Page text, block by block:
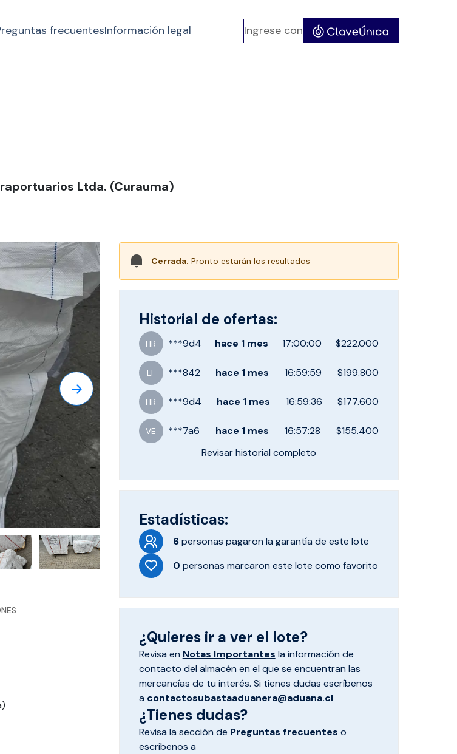
frecuentesInformación legal Ingrese con
Ltda. (Curauma)
Cerrada. Pronto estarán los resultados
Historial de ofertas:
HR ***9d4 hace 1 mes 17:00:00 $222.000
LF ***842 hace 1 mes 16:59:59 $199.800
HR ***9d4 hace 1 mes 16:59:36 $177.600
VE ***7a6 hace 1 mes 16:57:28
$155.400
Revisar historial completo
Estadísticas:
6 personas pagaron la garantía de este lote
0 personas marcaron este lote como favorito
¿Quieres ir a ver el lote?
Revisa en Notas Importantes la información de
contacto del almacén en el que se encuentran las
mercancías de tu interés. Si tienes dudas escríbenos
a contactosubastaaduanera@aduana.cl
¿Tienes dudas?
Revisa la sección de Preguntas frecuentes o
escríbenos a